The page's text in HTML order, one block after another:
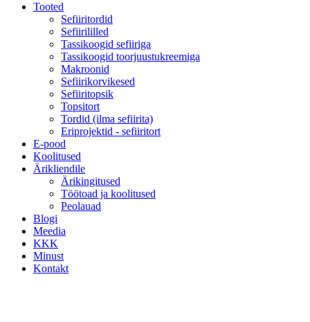
Tooted
Sefiiritordid
Sefiirililled
Tassikoogid sefiiriga
Tassikoogid toorjuustukreemiga
Makroonid
Sefiirikorvikesed
Sefiiritopsik
Topsitort
Tordid (ilma sefiirita)
Eriprojektid - sefiiritort
E-pood
Koolitused
Ärikliendile
Ärikingitused
Töötoad ja koolitused
Peolauad
Blogi
Meedia
KKK
Minust
Kontakt